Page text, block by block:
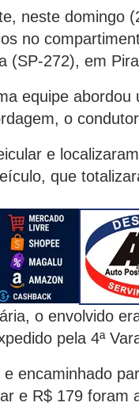
neste domingo
no
(SP-272), em
equipe
o
e
que
o envolvido
pela 4ª
encaminhado
e R$ 179 foram